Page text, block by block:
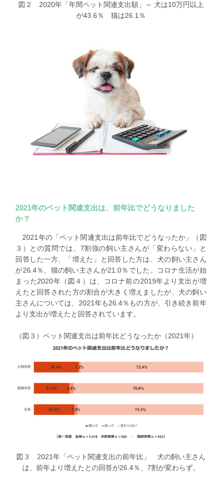
図２ 2020年「年間ペット関連支出額」～ 犬は10万円以上
が43.6％ 猫は26.1％
2021年のペット関連支出は、前年比でどうなりました
か？
2021年の「ペット関連支出は前年比でどうなったか」（図
３）との質問では、 7割強の飼い主さんが「変わらない」と
回答した一方、「増えた」と回答した方は、犬の飼い主さん
が26.4％、猫の飼い主さんが21.0％でした。コロナ生活が始
まった2020年（図４）は、コロナ前の2019年より支出が増
えたと回答された方の割合が大きく増えましたが、犬の飼い
主さんについては、2021年も26.4％もの方が、引き続き前年
より支出が増えたと回答されています。
（図３）ペット関連支出は前年比どうなったか（2021年）
図３ 2021年「ペット関連支出の前年比」 犬の飼い主さん
は、前年より増えたとの回答が26.4％、7割が変わらず。